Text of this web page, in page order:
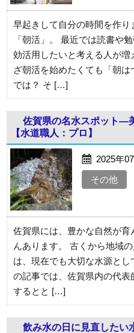
早起きして自分の時間を作
「朝活」。 最近では読書や
効活用したいと考える人が
ざ朝活を始めたくても「朝
では？ そ […]
佐賀県の名水スポット―
【水道職人：プロ】
2025年
その他
佐賀県には、豊かな自然が育
んあります。 古くから地域
は、現在でも大切な水源とし
の記事では、佐賀県内の代
するとと […]
飲み水の日に見直したい